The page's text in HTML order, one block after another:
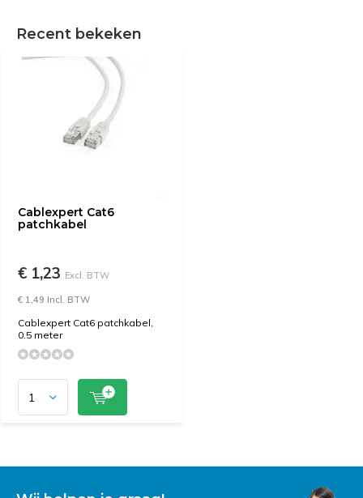
Recent bekeken
Cablexpert Cat6
patchkabel
€ 1,23 Excl. BTW
€ 1,49 Incl. BTW
Cablexpert Cat6 patchkabel,
0.5 meter